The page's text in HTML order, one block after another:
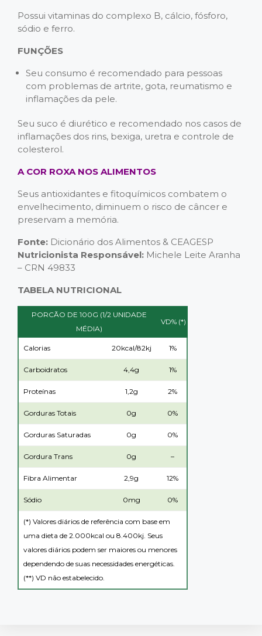
Possui vitaminas do complexo B, cálcio, fósforo,
sódio e ferro.
FUNÇÕES
Seu consumo é recomendado para pessoas
com problemas de artrite, gota, reumatismo e
inflamações da pele.
Seu suco é diurético e recomendado nos casos de
inflamações dos rins, bexiga, uretra e controle de
colesterol.
A COR ROXA NOS ALIMENTOS
Seus antioxidantes e fitoquímicos combatem o
envelhecimento, diminuem o risco de câncer e
preservam a memória.
Fonte: Dicionário dos Alimentos & CEAGESP
Nutricionista Responsável: Michele Leite Aranha
– CRN 49833
TABELA NUTRICIONAL
PORCÃO DE 100G (1/2 UNIDADE
MÉDIA)
VD% (*)
Calorias 20kcal/82kj 1%
Carboidratos 4,4g 1%
Proteínas 1,2g 2%
Gorduras Totais 0g 0%
Gorduras Saturadas 0g 0%
Gordura Trans 0g –
Fibra Alimentar 2,9g 12%
Sódio 0mg 0%
(*) Valores diários de referência com base em
uma dieta de 2.000kcal ou 8.400kj. Seus
valores diários podem ser maiores ou menores
dependendo de suas necessidades energéticas.
(**) VD não estabelecido.